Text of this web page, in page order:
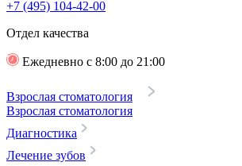
+7 (495) 104-42-00
Отдел качества
Ежедневно с 8:00 до 21:00
Взрослая стоматология
Взрослая стоматология
Диагностика
Лечение зубов